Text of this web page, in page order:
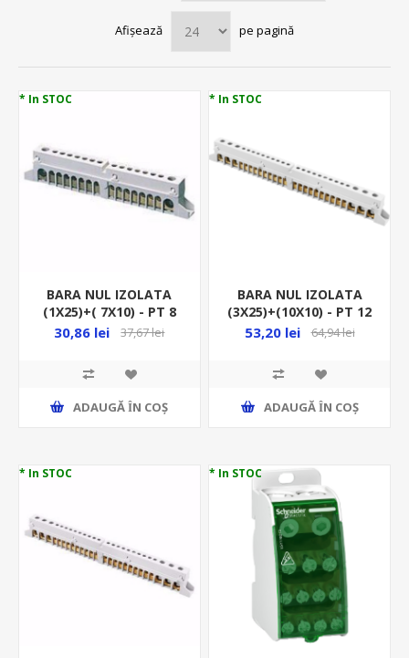
Afișează pe pagină
* In STOC
BARA NUL IZOLATA
(1X25)+( 7X10) - PT 8
MOD GW 40401
30,86 lei 37,67 lei
ADAUGĂ ȊN COŞ
* In STOC
BARA NUL IZOLATA
(3X25)+(10X10) - PT 12
MOD GW 40402
53,20 lei 64,94 lei
ADAUGĂ ȊN COŞ
* In STOC * In STOC